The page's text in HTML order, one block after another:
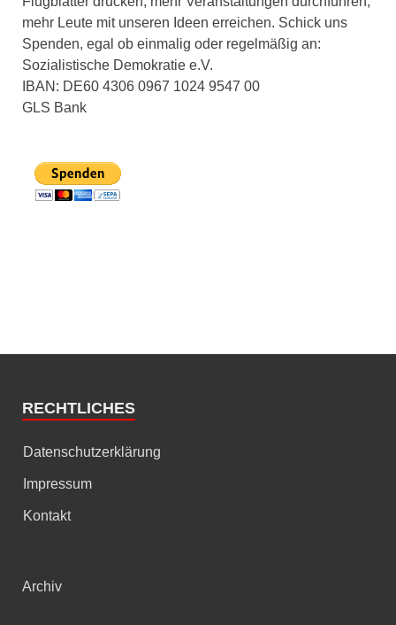
mehr Leute mit unseren Ideen erreichen. Schick uns
Spenden, egal ob einmalig oder regelmäßig an:
Sozialistische Demokratie e.V.
IBAN: DE60 4306 0967 1024 9547 00
GLS Bank
RECHTLICHES
Datenschutzerklärung
Impressum
Kontakt
Archiv